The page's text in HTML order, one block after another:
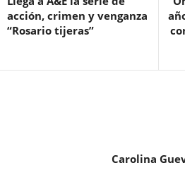
acción, crimen y venganza
“Rosario tijeras”
Carolina